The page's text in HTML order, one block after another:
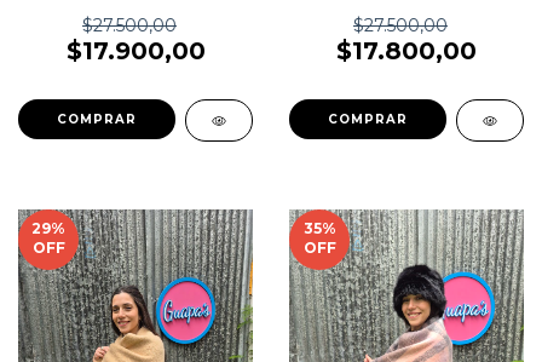
$27.500,00
$17.900,00
$27.500,00
$17.800,00
29%
OFF
35%
OFF